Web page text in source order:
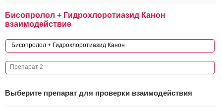
Бисопролол + Гидрохлоротиазид Канон
взаимодействие
Выберите препарат для проверки взаимодействия